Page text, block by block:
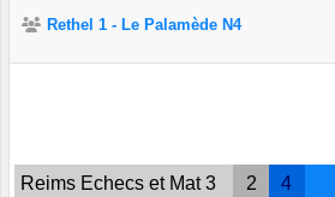
Rethel 1 - Le Palamède N4
Reims Echecs et Mat 3 2 4